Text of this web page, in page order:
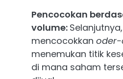
Pencocokan
volume:
mencocokkan
menemukan titik
di mana saham